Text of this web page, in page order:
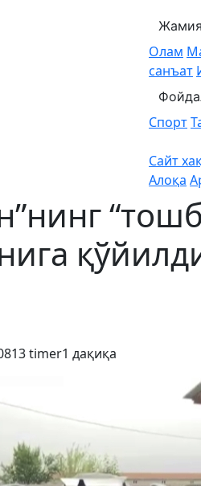
Олам
санъат
Спорт
Сайт
Алоқа
timer1 дақиқа